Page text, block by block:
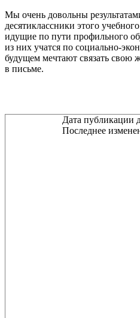
Мы очень довольны
десятиклассники этого
идущие по пути профильного
из них учатся по социально-
будущем мечтают связать свою
в письме.
Дата публикации
Последнее